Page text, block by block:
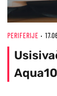
PERIFERIJE